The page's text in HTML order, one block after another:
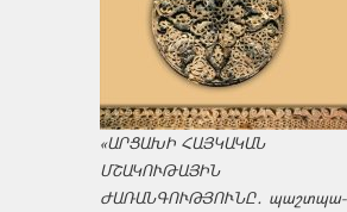
«ԱՐՑԱԽԻ ՀԱՅԿԱԿԱՆ
ՄՇԱԿՈՒԹԱՅԻՆ
ԺԱՌԱՆԳՈՒԹՅՈՒՆԸ․ պաշտպա­